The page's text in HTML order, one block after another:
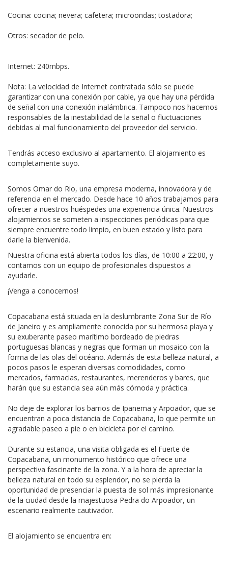
Cocina: cocina; nevera; cafetera; microondas; tostadora;
Otros: secador de pelo.
Internet: 240mbps.
Nota: La velocidad de Internet contratada sólo se puede
garantizar con una conexión por cable, ya que hay una pérdida
de señal con una conexión inalámbrica. Tampoco nos hacemos
responsables de la inestabilidad de la señal o fluctuaciones
debidas al mal funcionamiento del proveedor del servicio.
Tendrás acceso exclusivo al apartamento. El alojamiento es
completamente suyo.
Somos Omar do Rio, una empresa moderna, innovadora y de
referencia en el mercado. Desde hace 10 años trabajamos para
ofrecer a nuestros huéspedes una experiencia única. Nuestros
alojamientos se someten a inspecciones periódicas para que
siempre encuentre todo limpio, en buen estado y listo para
darle la bienvenida.
Nuestra oficina está abierta todos los días, de 10:00 a 22:00, y
contamos con un equipo de profesionales dispuestos a
ayudarle.
¡Venga a conocernos!
Copacabana está situada en la deslumbrante Zona Sur de Río
de Janeiro y es ampliamente conocida por su hermosa playa y
su exuberante paseo marítimo bordeado de piedras
portuguesas blancas y negras que forman un mosaico con la
forma de las olas del océano. Además de esta belleza natural, a
pocos pasos le esperan diversas comodidades, como
mercados, farmacias, restaurantes, merenderos y bares, que
harán que su estancia sea aún más cómoda y práctica.
No deje de explorar los barrios de Ipanema y Arpoador, que se
encuentran a poca distancia de Copacabana, lo que permite un
agradable paseo a pie o en bicicleta por el camino.
Durante su estancia, una visita obligada es el Fuerte de
Copacabana, un monumento histórico que ofrece una
perspectiva fascinante de la zona. Y a la hora de apreciar la
belleza natural en todo su esplendor, no se pierda la
oportunidad de presenciar la puesta de sol más impresionante
de la ciudad desde la majestuosa Pedra do Arpoador, un
escenario realmente cautivador.
El alojamiento se encuentra en: